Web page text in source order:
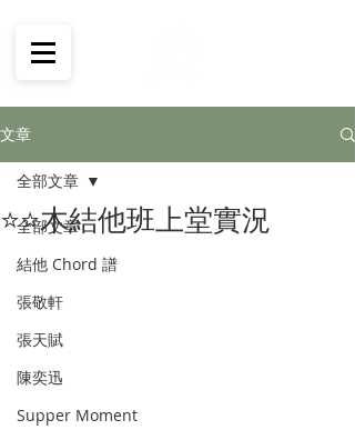
文章
全部文章
結他 Chord 譜
張敬軒
張天賦
陳奕迅
Supper Moment
全部文章
⭐️⭐️木結他班上堂實況